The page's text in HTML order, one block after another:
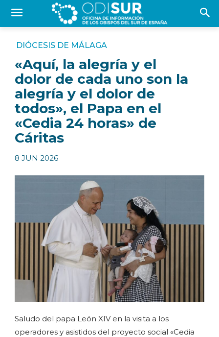
DIÓCESIS DE MÁLAGA
«Aquí, la alegría y el
dolor de cada uno son la
alegría y el dolor de
todos», el Papa en el
«Cedia 24 horas» de
Cáritas
8 JUN 2026
Saludo del papa León XIV en la visita a los
operadores y asistidos del proyecto social «Cedia